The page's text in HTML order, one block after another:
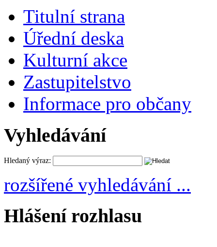
Titulní strana
Úřední deska
Kulturní akce
Zastupitelstvo
Informace pro občany
Vyhledávání
Hledaný výraz:
rozšířené vyhledávání ...
Hlášení rozhlasu